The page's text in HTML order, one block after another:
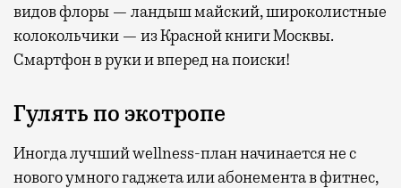
видов флоры — ландыш майский, широколистные
колокольчики — из Красной книги Москвы.
Смартфон в руки и вперед на поиски!
Гулять по экотропе
Иногда лучший wellness-план начинается не с
нового умного гаджета или абонемента в фитнес,